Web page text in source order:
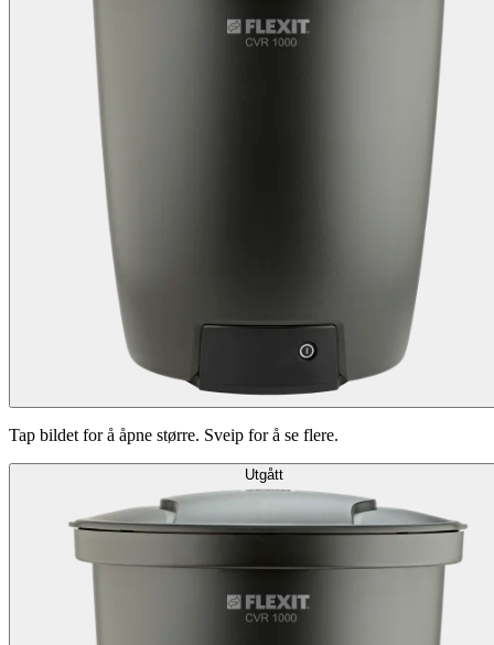
Tap bildet for å åpne større. Sveip for å se flere.
Utgått